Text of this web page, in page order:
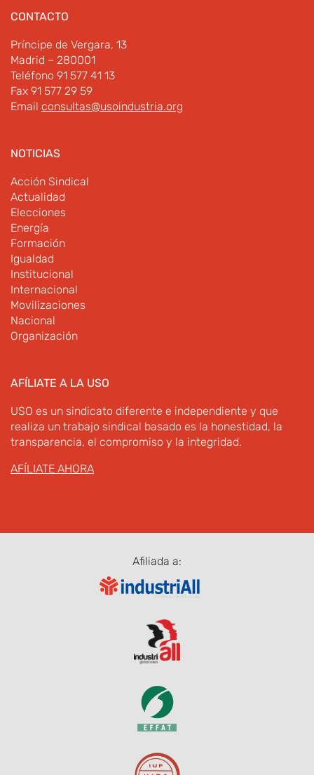
CONTACTO
Príncipe de Vergara, 13
Madrid – 280001
Teléfono 91 577 41 13
Fax 91 577 29 59
Email consultas@usoindustria.org
NOTICIAS
Acción Sindical
Actualidad
Elecciones
Energía
Formación
Igualdad
Institucional
Internacional
Movilizaciones
Nacional
Organización
AFÍLIATE A LA USO
USO es un sindicato diferente e independiente y que
realiza un trabajo sindical basado es la honestidad, la
transparencia, el compromiso y la integridad.
AFÍLIATE AHORA
Afiliada a: